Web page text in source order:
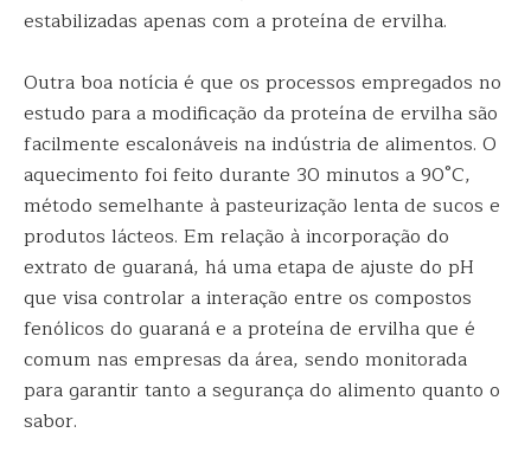
estabilizadas apenas com a proteína de ervilha.
Outra boa notícia é que os processos empregados no
estudo para a modificação da proteína de ervilha são
facilmente escalonáveis na indústria de alimentos. O
aquecimento foi feito durante 30 minutos a 90°C,
método semelhante à pasteurização lenta de sucos e
produtos lácteos. Em relação à incorporação do
extrato de guaraná, há uma etapa de ajuste do pH
que visa controlar a interação entre os compostos
fenólicos do guaraná e a proteína de ervilha que é
comum nas empresas da área, sendo monitorada
para garantir tanto a segurança do alimento quanto o
sabor.